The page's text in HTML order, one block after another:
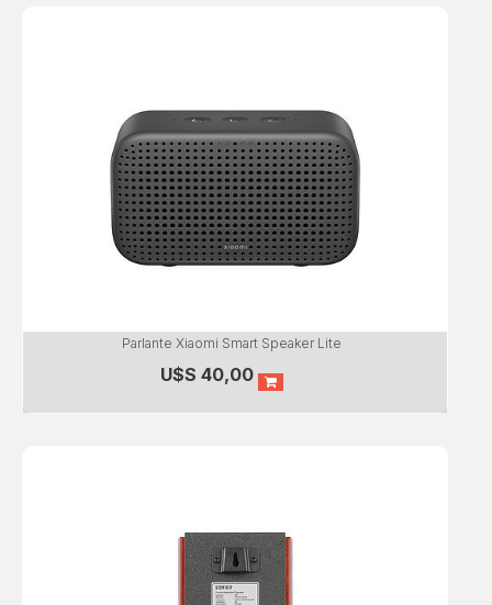
Parlante Xiaomi Smart Speaker Lite
U$S40,00